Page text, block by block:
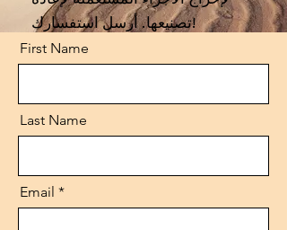
تصنيعها. أرسل استفسارك!
First Name
Last Name
Email